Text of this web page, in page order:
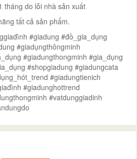
tháng do lỗi nhà sản xuất
tất cả sản phẩm.
#giadung #đồ_gia_dụng
#giadụngthôngminh
#giadungthongminh #gia_dụng
#shopgiadung #giadungcata
#giadungtienich
#giadunghottrend
#vatdunggiadinh